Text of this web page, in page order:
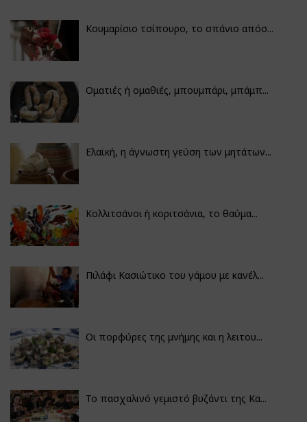
Κουμαρίσιο τσίπουρο, το σπάνιο απόσ...
Οματιές ή ομαθιές, μπουμπάρι, μπάμπ...
Ελαϊκή, η άγνωστη γεύση των μητάτων...
Κολλιτσάνοι ή κοριτσάνια, το θαύμα...
Πιλάφι Κασιώτικο του γάμου με κανέλ...
Οι πορφύρες της μνήμης και η λειτου...
Το πασχαλινό γεμιστό βυζάντι της Κα...